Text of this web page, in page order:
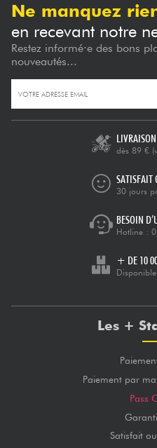
Ne manquez
en recevant notre
Restez informé·e des bons
nouveautés...
dès 89 €
SATISFAIT
30 jours
BESOIN
Hotline :
+ DE 10
Les +
Paiement par
Pass
Satisfait